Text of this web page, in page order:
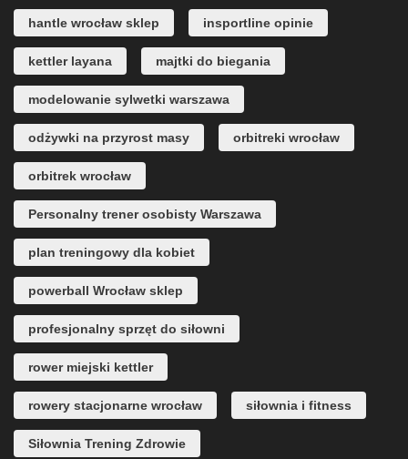
hantle wrocław sklep insportline opinie
kettler layana majtki do biegania
modelowanie sylwetki warszawa
odżywki na przyrost masy orbitreki wrocław
orbitrek wrocław
Personalny trener osobisty Warszawa
plan treningowy dla kobiet
powerball Wrocław sklep
profesjonalny sprzęt do siłowni
rower miejski kettler
rowery stacjonarne wrocław siłownia i fitness
Siłownia Trening Zdrowie